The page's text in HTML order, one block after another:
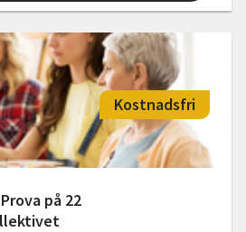
på 22
Kostnadsfri